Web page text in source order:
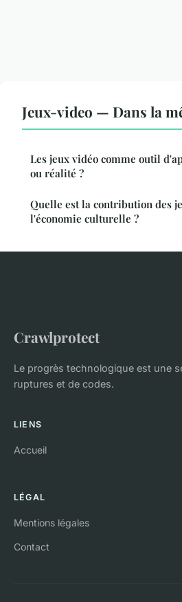
Jeux-video — Dans la
Les jeux vidéo comme outil
ou réalité ?
Quelle est la contribution des
l'économie culturelle ?
Crawlprotect
Le progrès technologique est une
ruptures et de codes.
LIENS
Accueil
LÉGAL
Mentions légales
Contact